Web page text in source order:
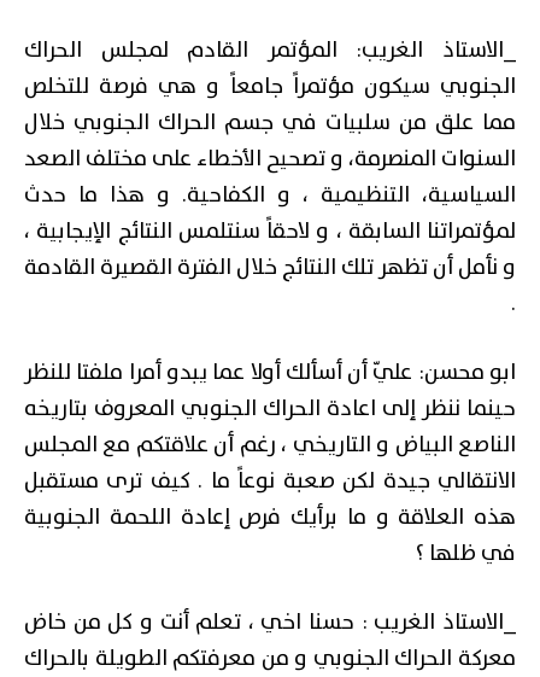
_الاستاذ الغريب: المؤتمر القادم لمجلس الحراك
الجنوبي سيكون مؤتمراً جامعاً و هي فرصة للتخلص
مما علق من سلبيات في جسم الحراك الجنوبي خلال
السنوات المنصرمة، و تصحيح الأخطاء على مختلف الصعد
السياسية، التنظيمية ، و الكفاحية. و هذا ما حدث
لمؤتمراتنا السابقة ، و لاحقاً سنتلمس النتائج الإيجابية ،
و نأمل أن تظهر تلك النتائج خلال الفترة القصيرة القادمة
.
ابو محسن: عليّ أن أسألك أولا عما يبدو أمرا ملفتا للنظر
حينما ننظر إلى اعادة الحراك الجنوبي المعروف بتاريخه
الناصع البياض و التاريخي ، رغم أن علاقتكم مع المجلس
الانتقالي جيدة لكن صعبة نوعاً ما . كيف ترى مستقبل
هذه العلاقة و ما برأيك فرص إعادة اللحمة الجنوبية
في ظلها ؟
_الاستاذ الغريب : حسنا اخي ، تعلم أنت و كل من خاض
معركة الحراك الجنوبي و من معرفتكم الطويلة بالحراك